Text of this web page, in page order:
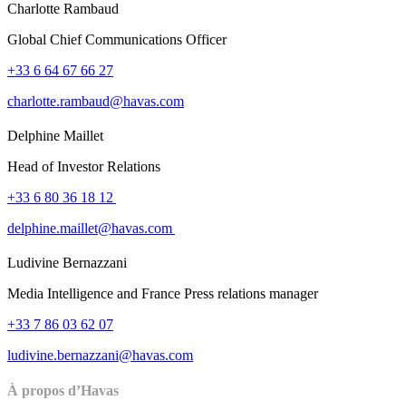
Charlotte Rambaud
Global Chief Communications Officer
+33 6 64 67 66 27
charlotte.rambaud@havas.com
Delphine Maillet
Head of Investor Relations
+33 6 80 36 18 12
delphine.maillet@havas.com
Ludivine Bernazzani
Media Intelligence and France Press relations manager
+33 7 86 03 62 07
ludivine.bernazzani@havas.com
À propos d’Havas